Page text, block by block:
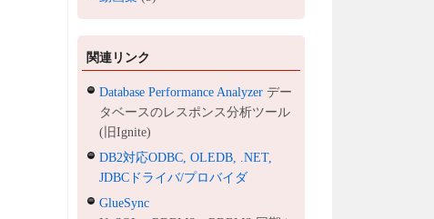
関連リンク
Database Performance Analyzer デー
タベースのレスポンス分析ツール
(旧Ignite)
DB2対応ODBC, OLEDB, .NET,
JDBCドライバ/プロバイダ
GlueSync